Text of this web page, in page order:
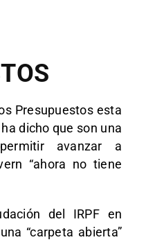
Presupuestos esta
dicho que son una
avanzar a
“ahora no tiene
del IRPF en
“carpeta abierta”